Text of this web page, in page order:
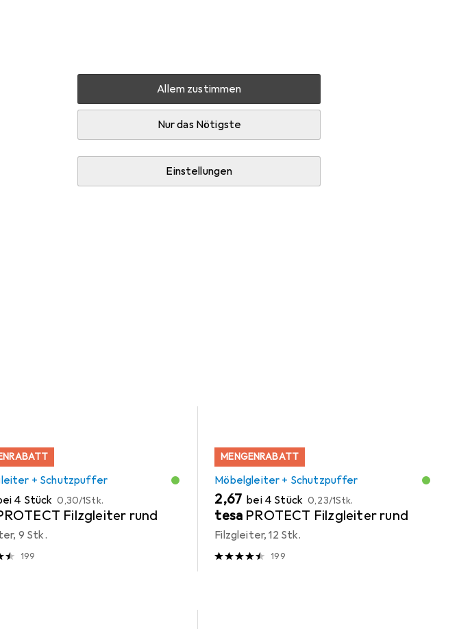
Allem zustimmen
Nur das Nötigste
Einstellungen
Vicco Küchenunterschrank Fame-Line
Line
Fame-Line
Fame-Line aus der Kategorie Möbelgleiter + Schutzpuffer.
+ Schutzpuffer
4 Stück EUR
0,30/1Stk.
Filzgleiter rund
9 Stk.
199
MENGENRABATT
Möbelgleiter + Schutzpuffer
EUR
2,67 bei 4 Stück EUR
0,23/1Stk.
tesa PROTECT Filzgleiter rund
Filzgleiter, 12 Stk.
199